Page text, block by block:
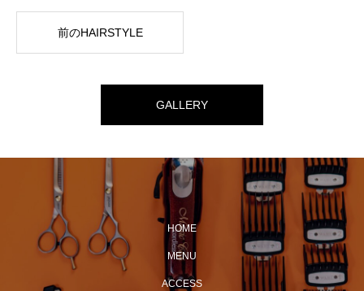
前のHAIRSTYLE
GALLERY
HOME
MENU
ACCESS